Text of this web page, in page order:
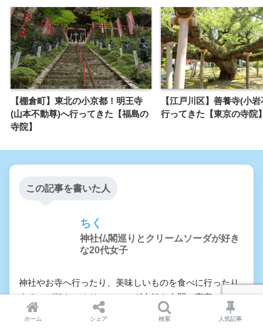
【棚倉町】東北の小京都！明王寺
(山本不動尊)へ行ってきた【福島の
寺院】
【江戸川区】善養寺(小
行ってきた【東京の寺院
この記事を書いた人
ちく
神社仏閣巡りとクリームソーダが好き
な20代女子
神社やお寺へ行ったり、美味しいものを食べに行ったり
するのが好き。クリームソーダ大好き人間。実家の鳥さ
んたちが大好きで、鳥溺愛人間でもあります。最近、う
ホーム シェア 検索 人気記事